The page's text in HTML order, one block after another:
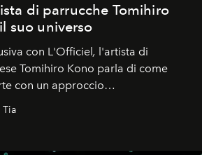
di parrucche Tomihiro
suo universo
con L'Officiel, l'artista di
Tomihiro Kono parla di come
con un approccio
Tia